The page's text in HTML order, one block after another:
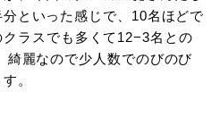
といった感じで、10名ほどで
ラスでも多くて12−3名との
綺麗なので少人数でのびのび
。